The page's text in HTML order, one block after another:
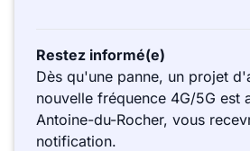
Restez informé(e)
Dès qu'une panne, un projet
nouvelle fréquence 4G/5G est
Antoine-du-Rocher, vous
notification.